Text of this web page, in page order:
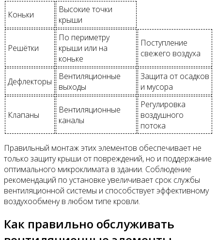
Коньки
Высокие точки
крыши
Решётки
По периметру
крыши или на
коньке
Поступление
свежего воздуха
Дефлекторы
Вентиляционные
выходы
Защита от осадков
и мусора
Клапаны
Вентиляционные
каналы
Регулировка
воздушного
потока
Правильный монтаж этих элементов обеспечивает не
только защиту крыши от повреждений, но и поддержание
оптимального микроклимата в здании. Соблюдение
рекомендаций по установке увеличивает срок службы
вентиляционной системы и способствует эффективному
воздухообмену в любом типе кровли.
Как правильно обслуживать